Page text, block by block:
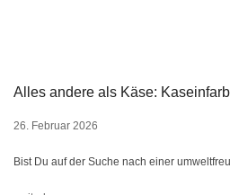
Alles andere als Käse:
26. Februar 2026
Bist Du auf der Suche nach einer